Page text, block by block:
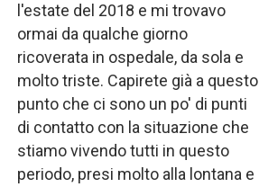
l'estate del 2018 e mi trovavo
ormai da qualche giorno
ricoverata in ospedale, da sola e
molto triste. Capirete già a questo
punto che ci sono un po' di punti
di contatto con la situazione che
stiamo vivendo tutti in questo
periodo, presi molto alla lontana e